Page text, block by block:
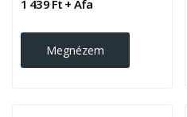
1 439 Ft + Áfa
Megnézem